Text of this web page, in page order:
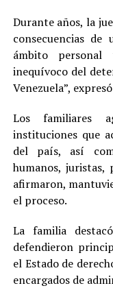
Durante años, la
consecuencias
ámbito
inequívoco del
Venezuela”,
Los familiares
instituciones que
del país, así
humanos, juristas,
afirmaron,
el proceso.
La familia
defendieron
el Estado de
encargados de